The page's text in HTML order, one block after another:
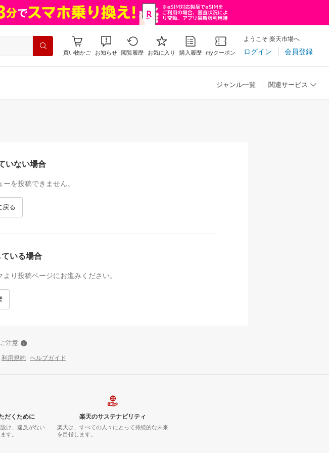
買い物かご お知らせ 閲覧履歴 お気に入り 購入履歴 myクーポン
ようこそ 楽天市場へ
ログイン 会員登録
ジャンル一覧 関連サービス
いない場合
を投稿できません。
戻る
いる場合
り投稿ページにお進みください。
注意
利用規約 ヘルプガイド
だくために
け、違反がない
す。
楽天のサステナビリティ
楽天は、すべての人々にとって持続的な未来
を目指します。